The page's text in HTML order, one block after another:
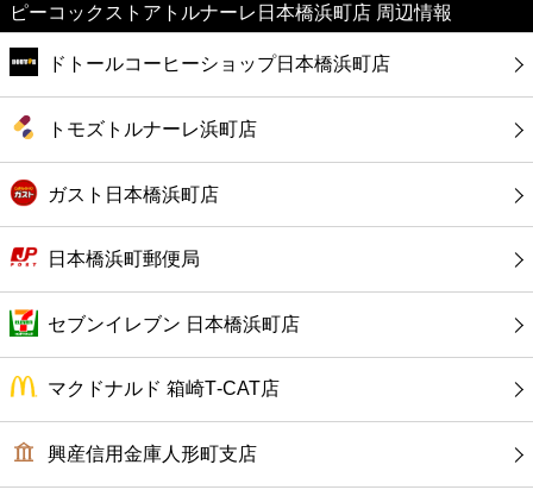
ショッピング
銀行
公共
病院
ピーコックストアトルナーレ日本橋浜町店 周辺情報
ドトールコーヒーショップ日本橋浜町店
トモズトルナーレ浜町店
ガスト日本橋浜町店
日本橋浜町郵便局
セブンイレブン 日本橋浜町店
マクドナルド 箱崎T‐CAT店
興産信用金庫人形町支店